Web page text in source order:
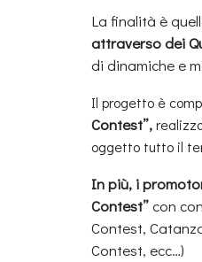
La finalità è
attraverso dei
di dinamiche e
Il progetto è
Contest”,
oggetto tutto il
In più, i
Contest”con
Contest,
Contest, ecc…)